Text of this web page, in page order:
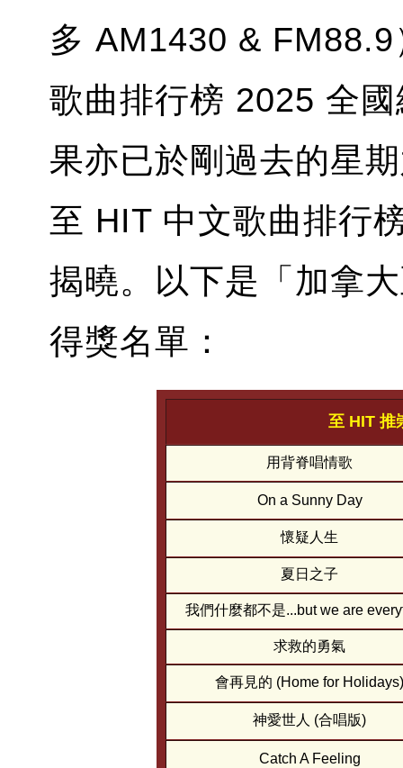
多 AM1430 &
歌曲排行榜 2025 全
果亦已於剛過去的星
至 HIT 中文歌曲排行
揭曉。以下是「加拿
得獎名單：
至 HIT 推
用背脊唱情歌
On a Sunny Day
懷疑人生
夏日之子
我們什麼都不是...but we are
求救的勇氣
會再見的 (Home for Holidays)
神愛世人 (合唱版)
Catch A Feeling